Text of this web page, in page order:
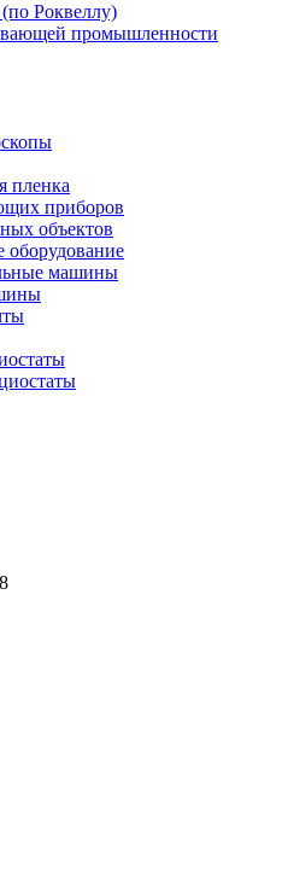
Роквеллу)
промышленности
пленка
приборов
объектов
машины